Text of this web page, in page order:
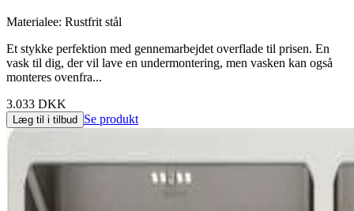
Materialee: Rustfrit stål
Et stykke perfektion med gennemarbejdet overflade til prisen. En
vask til dig, der vil lave en undermontering, men vasken kan også
monteres ovenfra...
3.033 DKK
Læg til i tilbud Se produkt